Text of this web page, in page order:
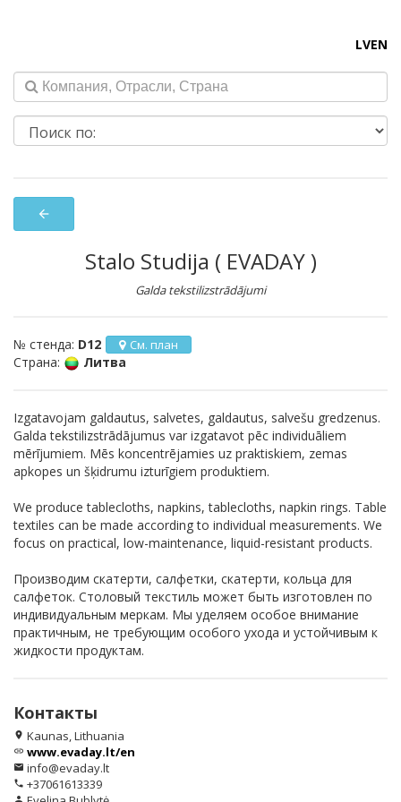
LVEN
arrow_back
Stalo Studija ( EVADAY )
Galda tekstilizstrādājumi
№ стенда: D12 См. план
Страна: Литва
Izgatavojam galdautus, salvetes, galdautus, salvešu gredzenus.
Galda tekstilizstrādājumus var izgatavot pēc individuāliem
mērījumiem. Mēs koncentrējamies uz praktiskiem, zemas
apkopes un šķidrumu izturīgiem produktiem.
We produce tablecloths, napkins, tablecloths, napkin rings. Table
textiles can be made according to individual measurements. We
focus on practical, low-maintenance, liquid-resistant products.
Производим скатерти, салфетки, скатерти, кольца для
салфеток. Столовый текстиль может быть изготовлен по
индивидуальным меркам. Мы уделяем особое внимание
практичным, не требующим особого ухода и устойчивым к
жидкости продуктам.
Контакты
location_on Kaunas, Lithuania
link www.evaday.lt/en
email info@evaday.lt
phone +37061613339
person